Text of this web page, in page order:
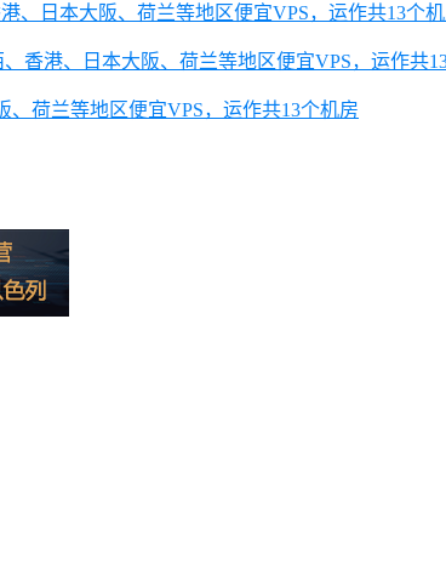
、日本大阪、荷兰等地区便宜VPS，运作共13个
香港、日本大阪、荷兰等地区便宜VPS，运作共
荷兰等地区便宜VPS，运作共13个机房